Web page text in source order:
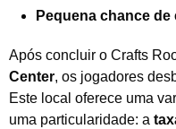
Pequena chance
Após concluir o Crafts
Center, os jogadores
Este local oferece uma
uma particularidade: a